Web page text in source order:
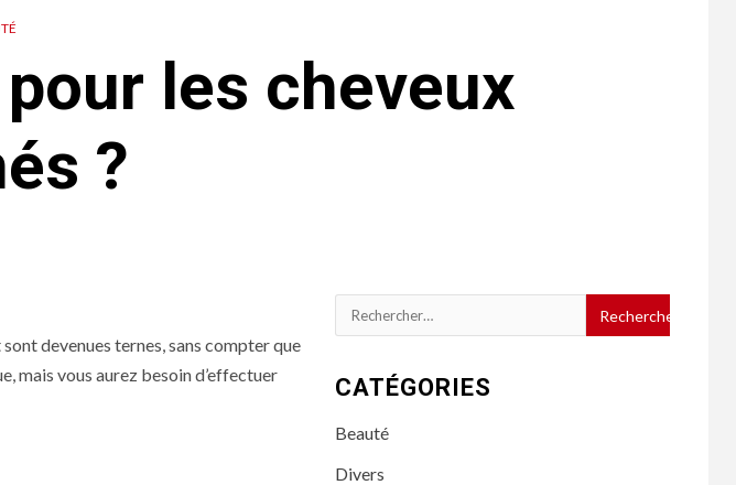
les cheveux
?
devenues ternes, sans compter que
mais vous aurez besoin d’effectuer
Rechercher :
CATÉGORIES
Beauté
Divers